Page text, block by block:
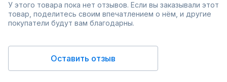
У этого товара пока нет отзывов. Если вы заказывали этот
товар, поделитесь своим впечатлением о нём, и другие
покупатели будут вам благодарны.
Оставить отзыв